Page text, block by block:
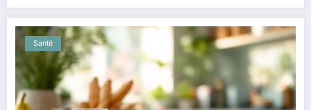
Santé